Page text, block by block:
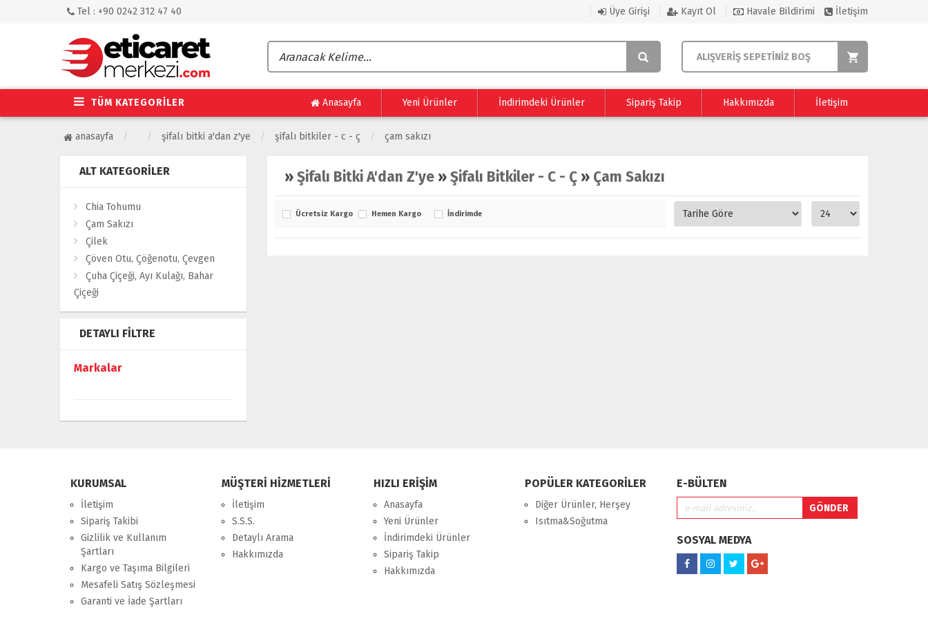
Tel : +90 0242 312 47 40 Üye Girişi Kayıt Ol Havale Bildirimi İletişim
ALIŞVERİŞ SEPETİNİZ BOŞ
TÜM KATEGORİLER Anasayfa Yeni Ürünler İndirimdeki Ürünler Sipariş Takip Hakkımızda İletişim
anasayfa şifalı bitki a'dan z'ye şifalı bitkiler - c - ç çam sakızı
ALT KATEGORILER
Chia Tohumu
Çam Sakızı
Çilek
Çöven Otu, Çöğenotu, Çevgen
Çuha Çiçeği, Ayı Kulağı, Bahar
Çiçeği
DETAYLI FILTRE
Markalar
»Şifalı Bitki A'dan Z'ye »Şifalı Bitkiler - C - Ç » Çam Sakızı
Ücretsiz Kargo Hemen Kargo İndirimde
KURUMSAL
İletişim
Sipariş Takibi
Gizlilik ve Kullanım
Şartları
Kargo ve Taşıma Bilgileri
Mesafeli Satış Sözleşmesi
Garanti ve İade Şartları
MÜŞTERİ HİZMETLERİ
İletişim
S.S.S.
Detaylı Arama
Hakkımızda
HIZLI ERİŞİM
Anasayfa
Yeni Ürünler
İndirimdeki Ürünler
Sipariş Takip
Hakkımızda
POPÜLER KATEGORİLER
Diğer Ürünler, Herşey
Isıtma&Soğutma
E-BÜLTEN
SOSYAL MEDYA